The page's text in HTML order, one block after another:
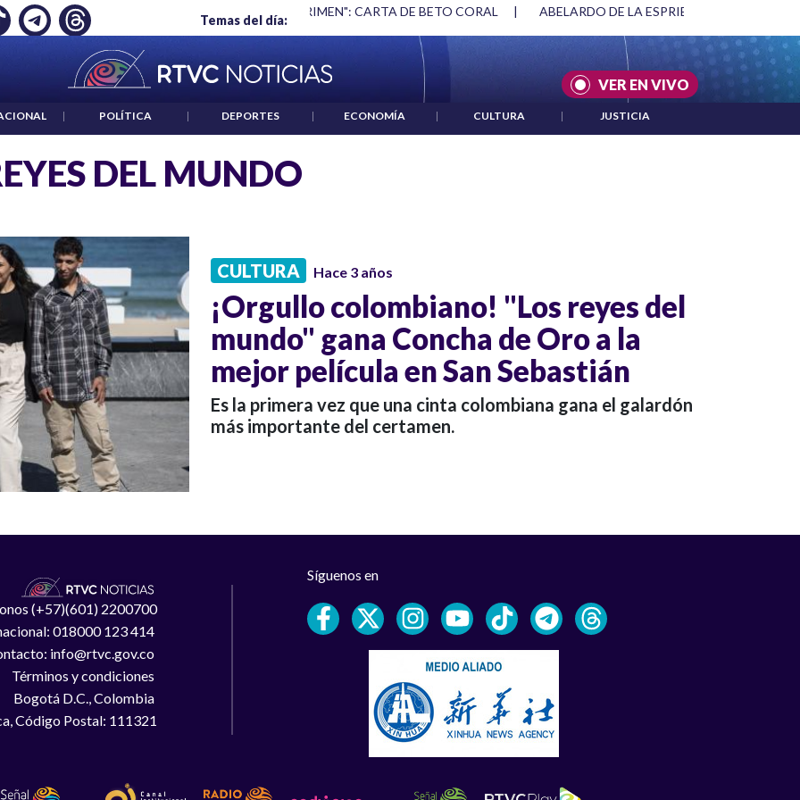
Temas del día:
EMPLEO: JP MORGAN "HABLAR NO ES UN CRIMEN": CARTA DE BETO CORAL | ABELARDO DE LA ESPRIELLA Y DMG
VER EN VIVO
| POLÍTICA | DEPORTES | ECONOMÍA | CULTURA | JUSTICIA
DEL MUNDO
CULTURA Hace 3 años
¡Orgullo colombiano! "Los reyes del
mundo" gana Concha de Oro a la
mejor película en San Sebastián
Es la primera vez que una cinta colombiana gana el galardón
más importante del certamen.
(+57)(601) 2200700
018000 123 414
info@rtvc.gov.co
Términos y condiciones
Bogotá D.C., Colombia
Código Postal: 111321
Síguenos en